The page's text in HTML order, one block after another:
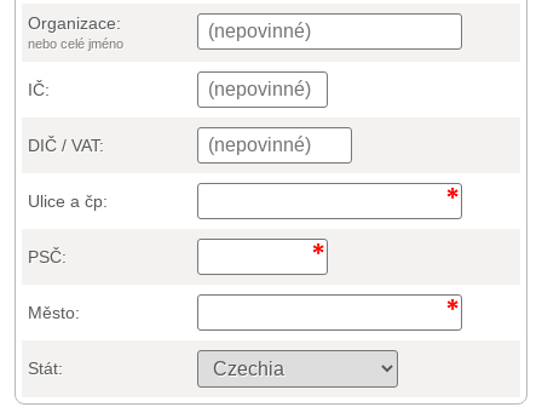
Organizace:
nebo celé jméno
IČ:
DIČ / VAT:
Ulice a čp:
PSČ:
Město:
Stát: